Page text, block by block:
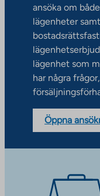
ansöka om
lägenheter
lägenhet som
har några
Öppna